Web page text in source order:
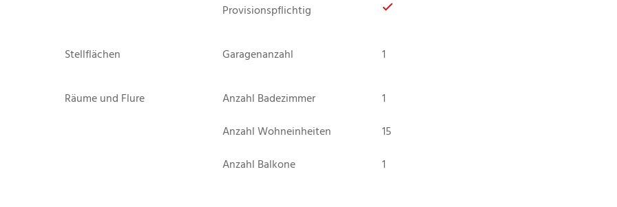
Provisionspflichtig
Stellflächen Garagenanzahl 1
Räume und Flure Anzahl Badezimmer
1
Anzahl Wohneinheiten
15
Anzahl Balkone
1